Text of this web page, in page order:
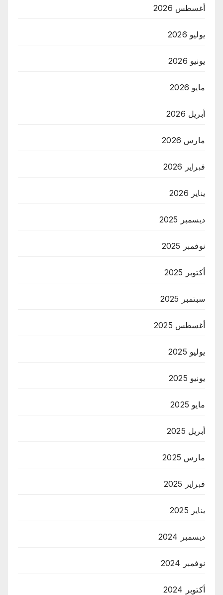
أغسطس 2026
يوليو 2026
يونيو 2026
مايو 2026
أبريل 2026
مارس 2026
فبراير 2026
يناير 2026
ديسمبر 2025
نوفمبر 2025
أكتوبر 2025
سبتمبر 2025
أغسطس 2025
يوليو 2025
يونيو 2025
مايو 2025
أبريل 2025
مارس 2025
فبراير 2025
يناير 2025
ديسمبر 2024
نوفمبر 2024
أكتوبر 2024